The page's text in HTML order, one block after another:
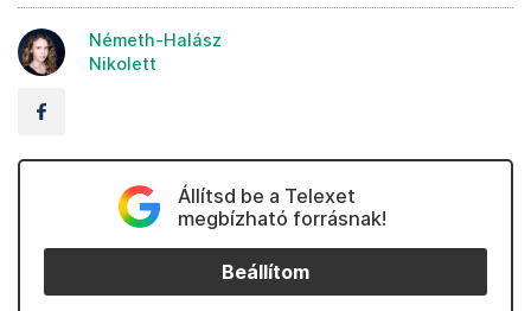
Németh-Halász
Nikolett
Állítsd be a Telexet
megbízható forrásnak!
Beállítom